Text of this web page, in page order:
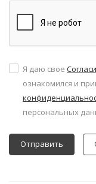
Я даю свое
ознакомился и
персональных